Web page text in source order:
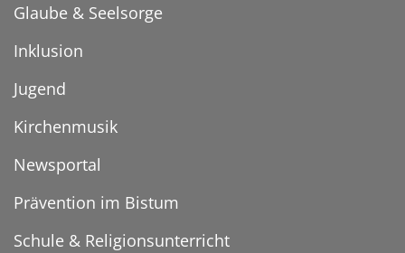
Glaube & Seelsorge
Inklusion
Jugend
Kirchenmusik
Newsportal
Prävention im Bistum
Schule & Religionsunterricht